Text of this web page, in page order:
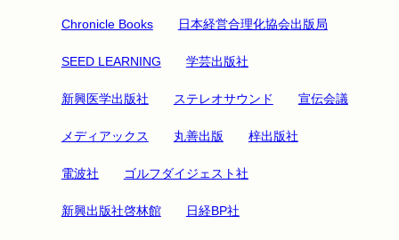
Chronicle Books 日本経営合理化協会出版局
SEED LEARNING 学芸出版社
新興医学出版社 ステレオサウンド 宣伝会議
メディアックス 丸善出版 梓出版社
電波社 ゴルフダイジェスト社
新興出版社啓林館 日経BP社